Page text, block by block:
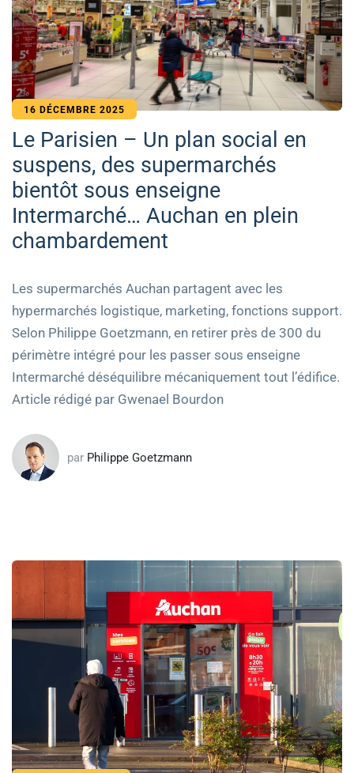
16 DÉCEMBRE 2025
Le Parisien – Un plan social en
suspens, des supermarchés
bientôt sous enseigne
Intermarché… Auchan en plein
chambardement
Les supermarchés Auchan partagent avec les
hypermarchés logistique, marketing, fonctions support.
Selon Philippe Goetzmann, en retirer près de 300 du
périmètre intégré pour les passer sous enseigne
Intermarché déséquilibre mécaniquement tout l’édifice.
Article rédigé par Gwenael Bourdon
par Philippe Goetzmann